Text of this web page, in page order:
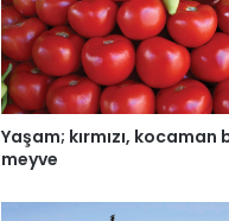
Yaşam; kırmızı, kocaman
meyve